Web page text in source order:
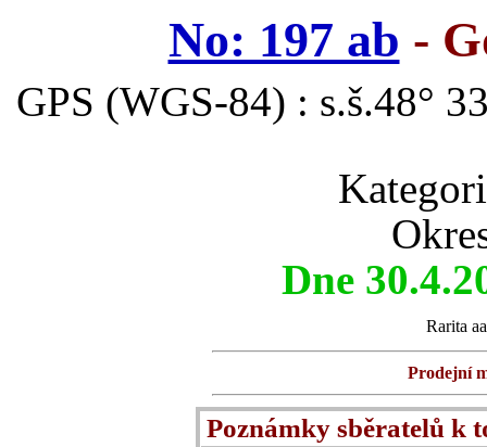
No: 197 ab -
GPS (WGS-84) : s.š.48°
Dne
Rarita
Prodejní
Poznámky sběratelů k